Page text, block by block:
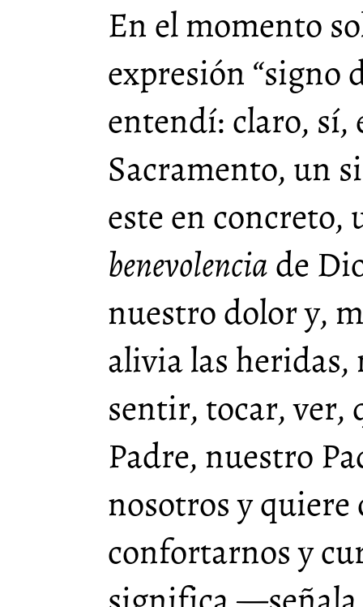
En el momento
expresión “signo
entendí: claro, sí,
Sacramento, un
este en concreto,
benevolenciade
nuestro dolor y,
alivia las heridas,
sentir, tocar, ver,
Padre, nuestro
nosotros y quiere
confortarnos y